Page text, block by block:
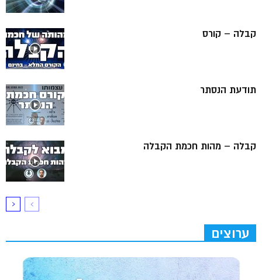
קבלה – קורס
תודעת הנסתר
קבלה – מהות חכמת הקבלה
ערוצים